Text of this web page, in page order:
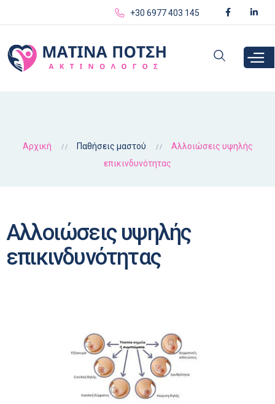
Παράκαμψη
προς το
κυρίως
περιεχόμενο
+30 6977 403 145
Αρχική Παθήσεις μαστού
Αλλοιώσεις υψηλής
επικινδυνότητας
Αλλοιώσεις υψηλής
επικινδυνότητας